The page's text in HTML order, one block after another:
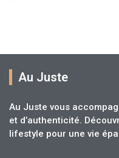
Au Juste
Au Juste vous
et d’authenticité.
lifestyle pour une vie